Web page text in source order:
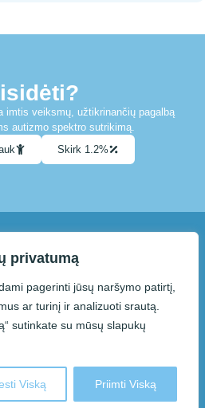
privatumą
pagerinti jūsų naršymo patirtį,
ar turinį ir analizuoti srautą.
sutinkate su mūsų slapukų
Viską Priimti Viską
imtis veiksmų, užtikrinančių pagalbą
autizmo spektro sutrikimą.
Skirk 1.2%
el. paštu
Sprendimas: